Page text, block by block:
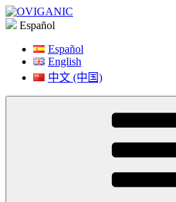
Saltar
a
Español
Español
English
中文 (中国)